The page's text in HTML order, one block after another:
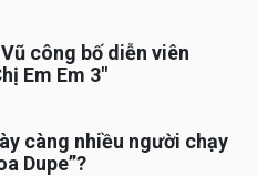
công bố diễn viên
Em Em 3″
càng nhiều người chạy
Dupe”?